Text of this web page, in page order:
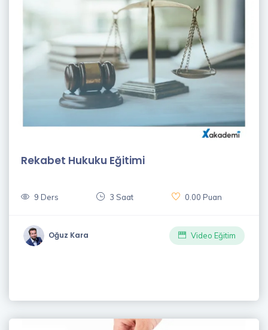
Rekabet Hukuku Eğitimi
9 Ders 3 Saat 0.00 Puan
Oğuz Kara Video Eğitim